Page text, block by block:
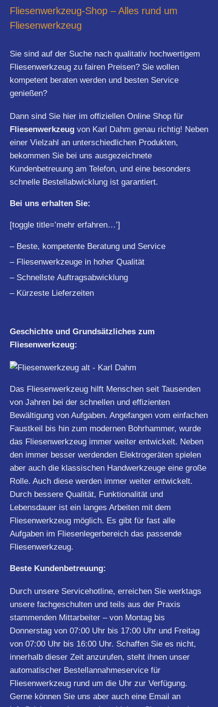
Fliesenwerkzeug-Shop – Alles rund um
Fliesenwerkzeug
Sie sind auf der Suche nach qualitativ hochwertigem
Fliesenwerkzeug zu fairen Preisen? Sie wollen
kompetent beraten werden und besten Service
genießen?
Dann sind Sie hier im offiziellen Online Shop für
Fliesenwerkzeug von Karl Dahm genau richtig! Neben
einer Vielzahl an unterschiedlichen Produkten,
bekommen Sie bei uns ausgezeichnete
Kundenbetreuung am Telefon, und eine besonders
schnelle Bestellabwicklung ist garantiert.
Bei uns erhalten Sie:
[toggle title=’mehr erfahren…’]
– Beste, kompetente Beratung und Service
– Fliesenwerkzeuge in hoher Qualität
– Schnellste Auftragsabwicklung
– Kürzeste Lieferzeiten
Geschichte und Grundsätzliches zum
Fliesenwerkzeug:
Das Fliesenwerkzeug hilft Menschen seit Tausenden
von Jahren bei der schnellen und effizienten
Bewältigung von Aufgaben. Angefangen vom einfachen
Faustkeil bis hin zum modernen Bohrhammer, wurde
das Fliesenwerkzeug immer weiter entwickelt. Neben
den immer besser werdenden Elektrogeräten spielen
aber auch die klassischen Handwerkzeuge eine große
Rolle. Auch diese werden immer weiter entwickelt.
Durch bessere Qualität, Funktionalität und
Lebensdauer ist ein langes Arbeiten mit dem
Fliesenwerkzeug möglich. Es gibt für fast alle
Aufgaben im Fliesenlegerbereich das passende
Fliesenwerkzeug.
Beste Kundenbetreuung:
Durch unsere Servicehotline, erreichen Sie werktags
unsere fachgeschulten und teils aus der Praxis
stammenden Mittarbeiter – von Montag bis
Donnerstag von 07:00 Uhr bis 17:00 Uhr und Freitag
von 07:00 Uhr bis 16:00 Uhr. Schaffen Sie es nicht,
innerhalb dieser Zeit anzurufen, steht ihnen unser
automatischer Bestellannahmeservice für
Fliesenwerkzeug rund um die Uhr zur Verfügung.
Gerne können Sie uns aber auch eine Email an